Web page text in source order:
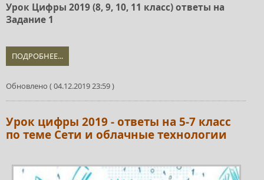
Урок Цифры 2019 (8, 9, 10, 11 класс) ответы на
Задание 1
ПОДРОБНЕЕ...
Обновлено ( 04.12.2019 23:59 )
Урок цифры 2019 - ответы на 5-7 класс
по теме Сети и облачные технологии